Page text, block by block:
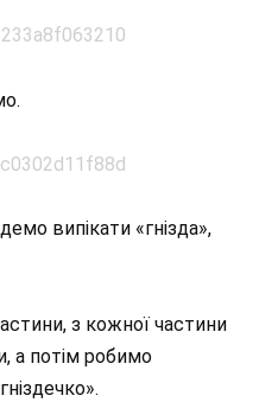
випікати «гнізда»,
з кожної частини
а потім робимо